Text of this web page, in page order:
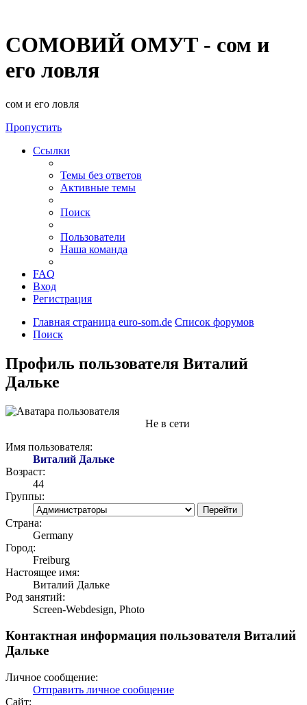
СОМОВИЙ ОМУТ - сом и
его ловля
сом и его ловля
Пропустить
Ссылки
Темы без ответов
Активные темы
Поиск
Пользователи
Наша команда
FAQ
Вход
Регистрация
Главная страница euro-som.de Список форумов
Поиск
Профиль пользователя Виталий
Дальке
Не в сети
Имя пользователя:
Виталий Дальке
Возраст:
44
Группы:
Страна:
Germany
Город:
Freiburg
Настоящее имя:
Виталий Дальке
Род занятий:
Screen-Webdesign, Photo
Контактная информация пользователя Виталий
Дальке
Личное сообщение:
Отправить личное сообщение
Сайт: